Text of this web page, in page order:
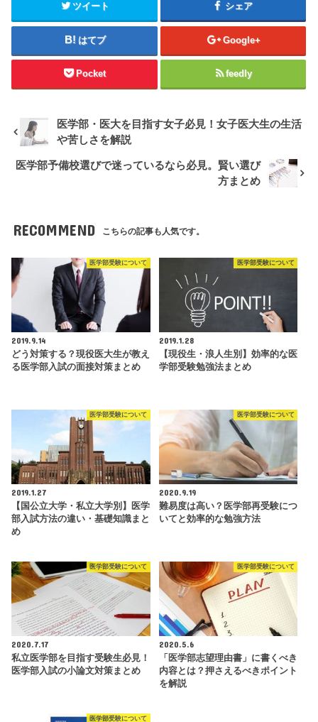
ツイート シェア
はてブ Google+
Pocket feedly
医学部・医大を目指す女子必見！女子医大生の生活
や苦しさを解説
医学部予備校選びで迷っているなら必見。賢い選び
方まとめ
RECOMMEND こちらの記事も人気です。
医学部受験について
2019.9.14
どう対策する？現役医大生が教え
る医学部入試の面接対策まとめ
医学部受験について
2019.1.28
【現役生・浪人生別】効率的な医
学部受験勉強法まとめ
医学部受験について
2019.1.27
【国公立大学・私立大学別】医学
部入試方法の違い・基礎知識まと
め
医学部受験について
2020.9.19
難易度は高い？医学部再受験につ
いてと効率的な勉強方法
医学部受験について
2020.7.17
私立医学部を目指す受験生必見！
医学部入試の小論文対策まとめ
医学部受験について
2020.5.6
「医学部志望理由書」に書くべき
内容とは？押さえるべきポイント
を解説
医学部受験について